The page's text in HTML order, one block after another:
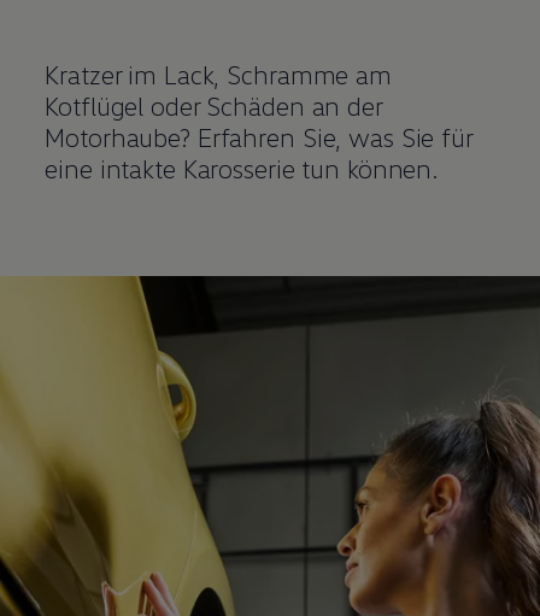
Kratzer im Lack, Schramme am
Kotflügel oder Schäden an der
Motorhaube? Erfahren Sie, was Sie für
eine intakte Karosserie tun können.